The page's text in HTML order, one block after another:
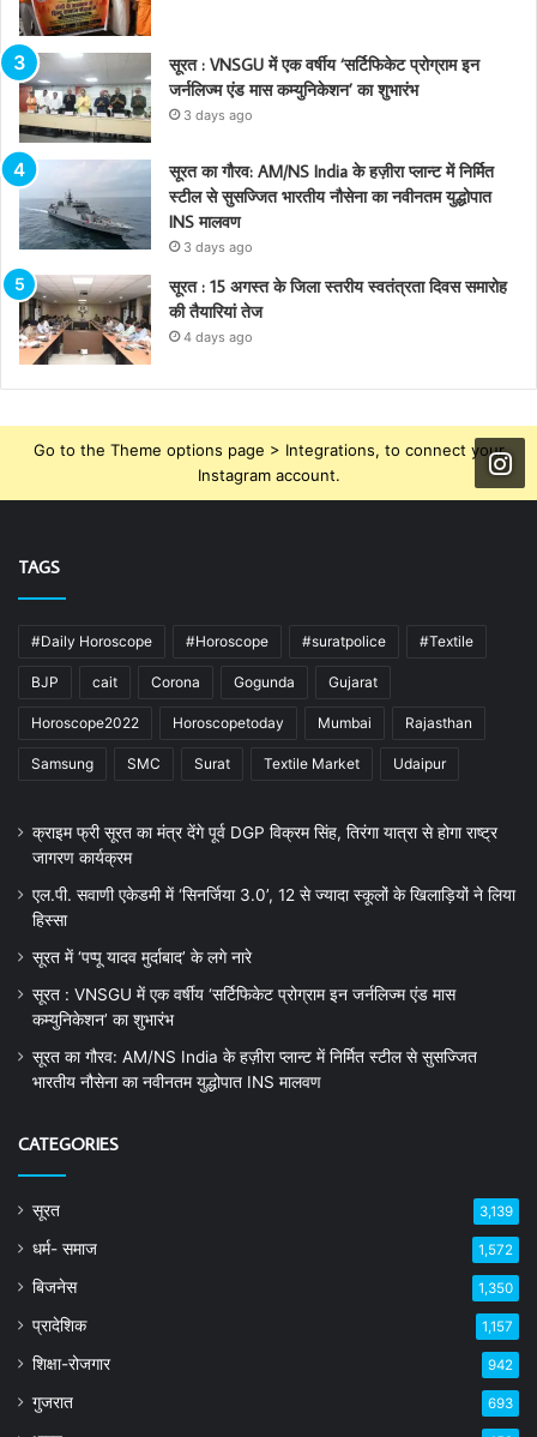
सूरत : VNSGU में एक वर्षीय ‘सर्टिफिकेट प्रोग्राम इन
जर्नलिज्म एंड मास कम्युनिकेशन’ का शुभारंभ
3 days ago
सूरत का गौरव: AM/NS India के हज़ीरा प्लान्ट में निर्मित
स्टील से सुसज्जित भारतीय नौसेना का नवीनतम युद्धोपात
INS मालवण
3 days ago
सूरत : 15 अगस्त के जिला स्तरीय स्वतंत्रता दिवस समारोह
की तैयारियां तेज
4 days ago
Go to the Theme options page > Integrations, to connect your
Instagram account.
TAGS
#Daily Horoscope #Horoscope #suratpolice #Textile
BJP cait Corona Gogunda Gujarat
Horoscope2022 Horoscopetoday Mumbai Rajasthan
Samsung SMC Surat Textile Market Udaipur
क्राइम फ्री सूरत का मंत्र देंगे पूर्व DGP विक्रम सिंह, तिरंगा यात्रा से होगा राष्ट्र
जागरण कार्यक्रम
एल.पी. सवाणी एकेडमी में ‘सिनर्जिया 3.0’, 12 से ज्यादा स्कूलों के खिलाड़ियों ने लिया
हिस्सा
सूरत में ‘पप्पू यादव मुर्दाबाद’ के लगे नारे
सूरत : VNSGU में एक वर्षीय ‘सर्टिफिकेट प्रोग्राम इन जर्नलिज्म एंड मास
कम्युनिकेशन’ का शुभारंभ
सूरत का गौरव: AM/NS India के हज़ीरा प्लान्ट में निर्मित स्टील से सुसज्जित
भारतीय नौसेना का नवीनतम युद्धोपात INS मालवण
CATEGORIES
सूरत 3,139
धर्म- समाज 1,572
बिजनेस 1,350
प्रादेशिक 1,157
शिक्षा-रोजगार 942
गुजरात 693